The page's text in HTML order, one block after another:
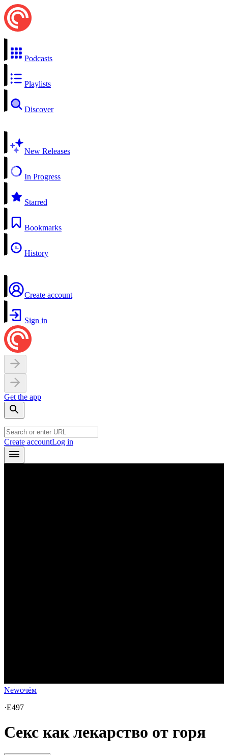
Podcasts
Playlists
Discover
New Releases
In Progress
Starred
Bookmarks
History
Create account
Sign in
Get the app
Create accountLog in
Newочём
·E497
Секс как лекарство от горя